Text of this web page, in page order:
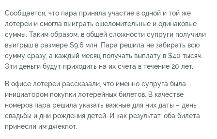
Сообщается, что пара приняла участие в одной и той же
лотереи и смогла выиграть ошеломительные и одинаковые
суммы. Таким образом, в общей сложности супруги получили
выигрыш в размере $9.6 млн. Пара решила не забирать всю
сумму сразу, а каждый месяц получать выплату в $40 тысяч.
Эти деньги будут приходить на их счета в течение 20 лет.
В офисе лотереи рассказали, что именно супруга была
инициатором покупки лотерейных билетов. В качестве
номеров пара решила указать важные для них даты – день
свадьбы и дни рождения детей. И как результат, оба билета
принесли им джекпот.